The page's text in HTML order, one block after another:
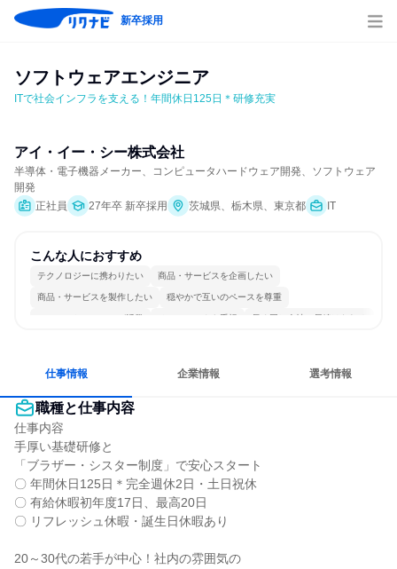
新卒採用
ソフトウェアエンジニア
ITで社会インフラを支える！年間休日125日＊研修充実
アイ・イー・シー株式会社
半導体・電子機器メーカー、コンピュータハードウェア開発、ソフトウェア
開発
正社員
27年卒 新卒採用 茨城県、栃木県、東京都 IT
こんな人におすすめ
テクノロジーに携わりたい 商品・サービスを企画したい
商品・サービスを製作したい 穏やかで互いのペースを尊重
コミュニケーションが活発 チームワークを重視 長く同じ会社に居続けられる
仕事情報 企業情報 選考情報
職種と仕事内容
仕事内容
手厚い基礎研修と
「ブラザー・シスター制度」で安心スタート
〇 年間休日125日＊完全週休2日・土日祝休
〇 有給休暇初年度17日、最高20日
〇 リフレッシュ休暇・誕生日休暇あり
20～30代の若手が中心！社内の雰囲気の